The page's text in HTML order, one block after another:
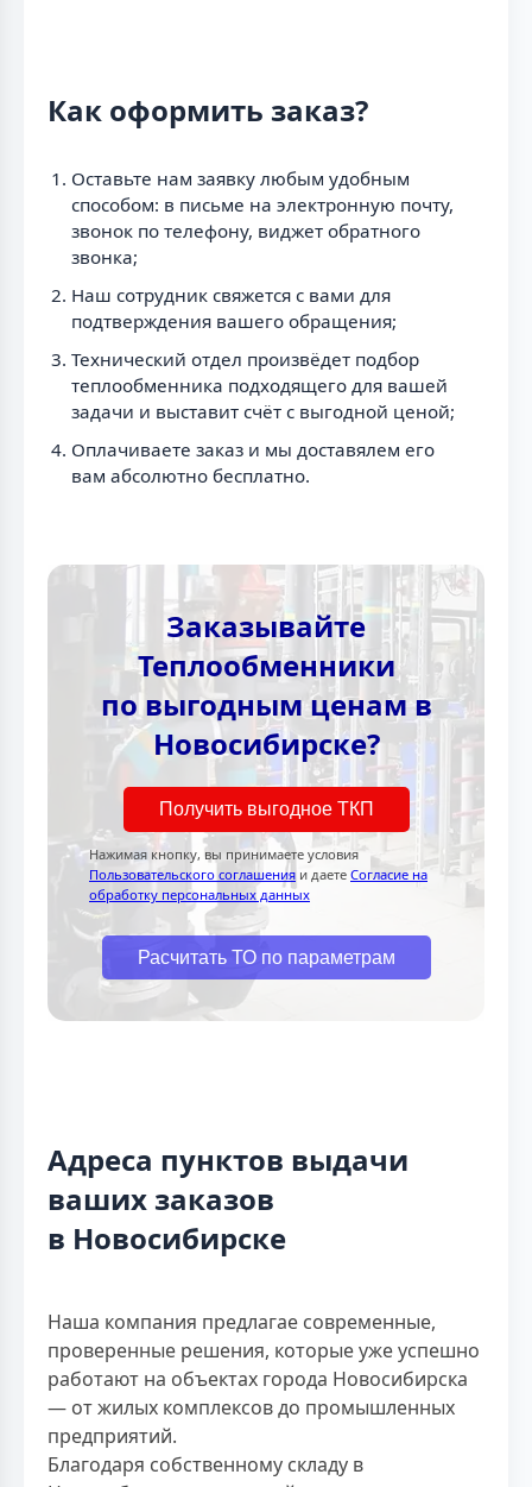
Как оформить заказ?
Оставьте нам заявку любым удобным
способом: в письме на электронную почту,
звонок по телефону, виджет обратного
звонка;
Наш сотрудник свяжется с вами для
подтверждения вашего обращения;
Технический отдел произвёдет подбор
теплообменника подходящего для вашей
задачи и выставит счёт с выгодной ценой;
Оплачиваете заказ и мы доставялем его
вам абсолютно бесплатно.
Заказывайте
Теплообменники
по выгодным ценам в
Новосибирске?
Получить выгодное ТКП
Нажимая кнопку, вы принимаете условия
Пользовательского соглашения и даете Согласие на
обработку персональных данных
Расчитать ТО по параметрам
Адреса пунктов выдачи
ваших заказов
в Новосибирске
Наша компания предлагае современные,
проверенные решения, которые уже успешно
работают на объектах города Новосибирска
— от жилых комплексов до промышленных
предприятий.
Благодаря собственному складу в